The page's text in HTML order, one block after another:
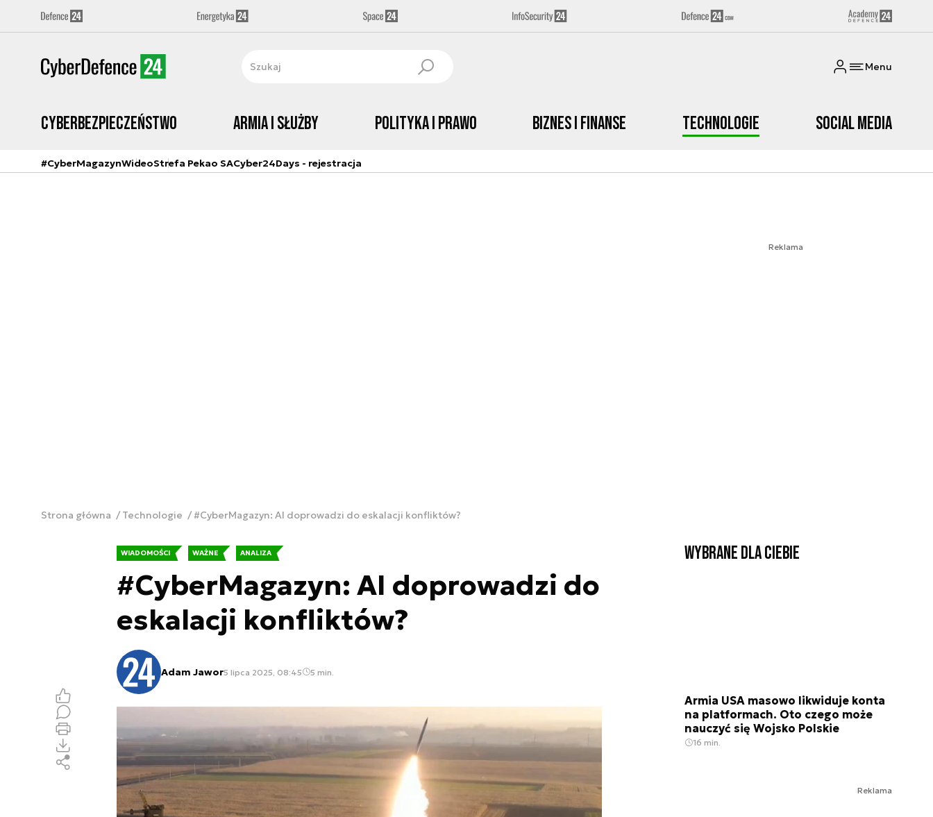
Menu
Cyberbezpieczeństwo Armia i Służby Polityka i prawo Biznes i Finanse Technologie Social media
#CyberMagazynWideoStrefa Pekao SACyber24Days - rejestracja
Reklama
Strona główna Technologie #CyberMagazyn: AI doprowadzi do eskalacji konfliktów?
WIADOMOŚCI WAŻNE ANALIZA
#CyberMagazyn: AI doprowadzi do
eskalacji konfliktów?
Adam Jawor5 lipca 2025, 08:45 5 min.
Wybrane dla Ciebie
Armia USA masowo likwiduje konta
na platformach. Oto czego może
nauczyć się Wojsko Polskie
16 min.
Reklama